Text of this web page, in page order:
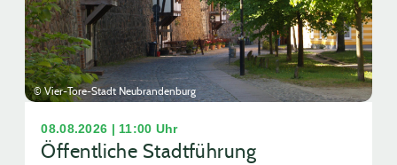
© Vier-Tore-Stadt Neubrandenburg
08.08.2026 | 11:00 Uhr
Öffentliche Stadtführung